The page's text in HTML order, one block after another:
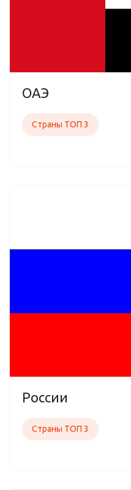
ОАЭ
Страны ТОП 3
России
Страны ТОП 3